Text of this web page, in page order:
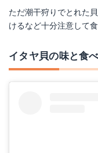
ただ潮干狩りでとれた
けるなど十分注意して食
イタヤ貝の味と食